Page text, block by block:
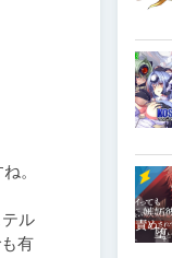
。
ル
有